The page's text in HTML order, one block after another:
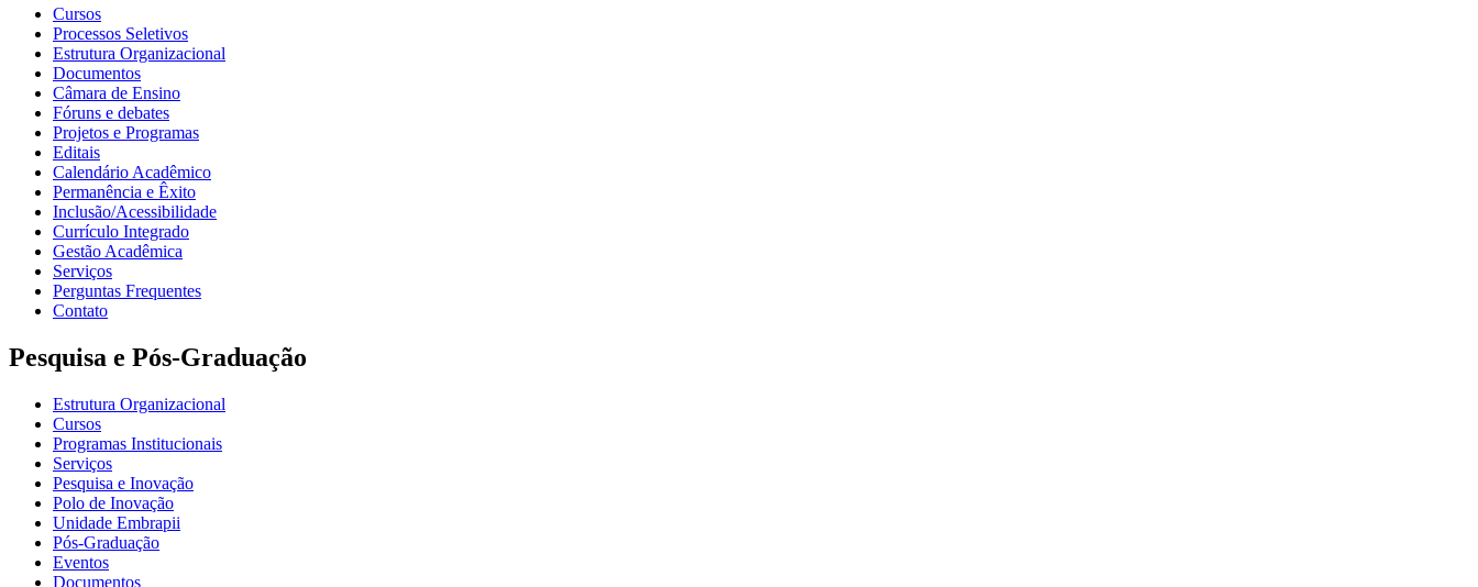
Cursos
Processos Seletivos
Estrutura Organizacional
Documentos
Câmara de Ensino
Fóruns e debates
Projetos e Programas
Editais
Calendário Acadêmico
Permanência e Êxito
Inclusão/Acessibilidade
Currículo Integrado
Gestão Acadêmica
Serviços
Perguntas Frequentes
Contato
Pesquisa e Pós-Graduação
Estrutura Organizacional
Cursos
Programas Institucionais
Serviços
Pesquisa e Inovação
Polo de Inovação
Unidade Embrapii
Pós-Graduação
Eventos
Documentos